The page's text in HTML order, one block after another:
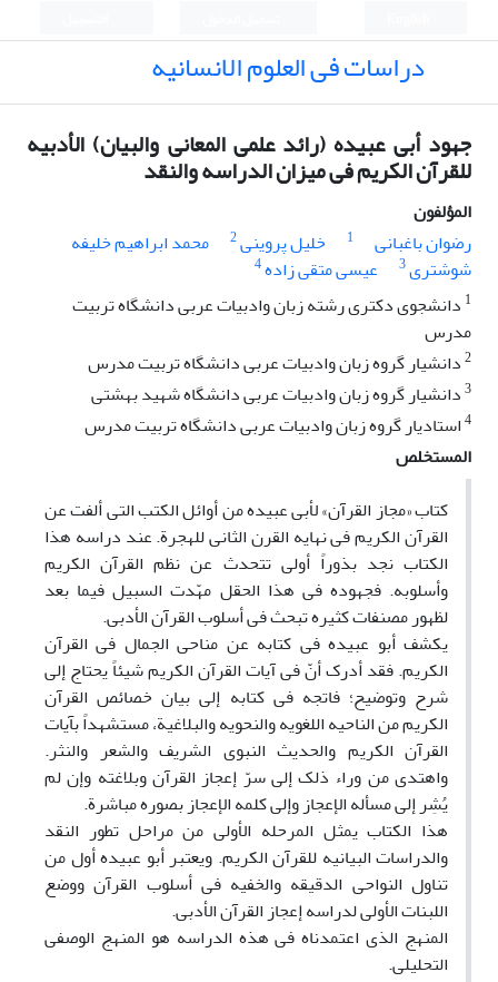
دراسات فی العلوم الانسانیه
جهود أبی عبیده (رائد علمی المعانی والبیان) الأدبیه
للقرآن الکریم فی میزان الدراسه والنقد
المؤلفون
رضوان باغبانی
1 خلیل پروینی2
محمد ابراهیم خلیفه
شوشتری3 عیسی متقی زاده4
1 دانشجوی دکتری رشته زبان وادبیات عربی دانشگاه تربیت
مدرس
2دانشیار گروه زبان وادبیات عربی دانشگاه تربیت مدرس
3دانشیار گروه زبان وادبیات عربی دانشگاه شهید بهشتی
4استادیار گروه زبان وادبیات عربی دانشگاه تربیت مدرس
المستخلص
کتاب «مجاز القرآن» لأبی عبیده من أوائل الکتب التی ألفت عن
القرآن الکریم فی نهایه القرن الثانی للهجرة. عند دراسه هذا
الکتاب نجد بذوراً أولی تتحدث عن نظم القرآن الکریم
وأسلوبه. فجهوده فی هذا الحقل مهّدت السبیل فیما بعد
لظهور مصنفات کثیره تبحث فی أسلوب القرآن الأدبی.
یکشف أبو عبیده فی کتابه عن مناحی الجمال فی القرآن
الکریم. فقد أدرک أنّ فی آیات القرآن الکریم شیئاً یحتاج إلی
شرح وتوضیح؛ فاتجه فی کتابه إلی بیان خصائص القرآن
الکریم من الناحیه اللغویه والنحویه والبلاغیة، مستشهداً بآیات
القرآن الکریم والحدیث النبوی الشریف والشعر والنثر.
واهتدی من وراء ذلک إلی سرّ إعجاز القرآن وبلاغته وإن لم
یُشِر إلی مسأله الإعجاز وإلی کلمه الإعجاز بصوره مباشرة.
هذا الکتاب یمثل المرحله الأولی من مراحل تطور النقد
والدراسات البیانیه للقرآن الکریم. ویعتبر أبو عبیده أول من
تناول النواحی الدقیقه والخفیه فی أسلوب القرآن ووضع
اللبنات الأولی لدراسه إعجاز القرآن الأدبی.
المنهج الذی اعتمدناه فی هذه الدراسه هو المنهج الوصفی
التحلیلی.